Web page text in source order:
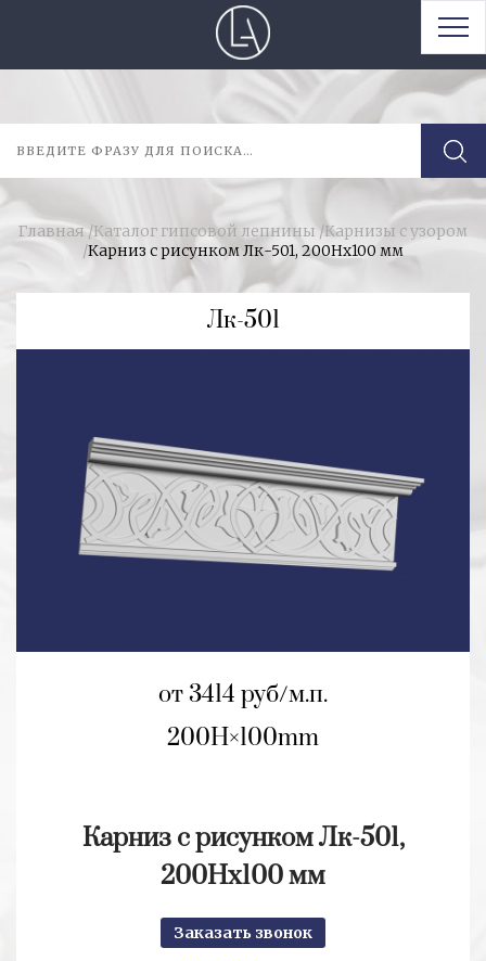
Главная/Каталог гипсовой лепнины /Карнизы с узором
/Карниз с рисунком Лк-501, 200Hх100 мм
Лк-501
от 3414 руб/м.п.
200H 100mm
Карниз с рисунком Лк-501,
200Hх100 мм
Заказать звонок